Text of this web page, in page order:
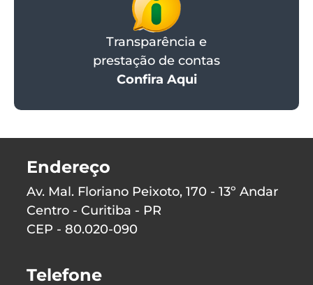
Transparência e
prestação de contas
Confira Aqui
Endereço
Av. Mal. Floriano Peixoto, 170 - 13º Andar
Centro - Curitiba - PR
CEP - 80.020-090
Telefone